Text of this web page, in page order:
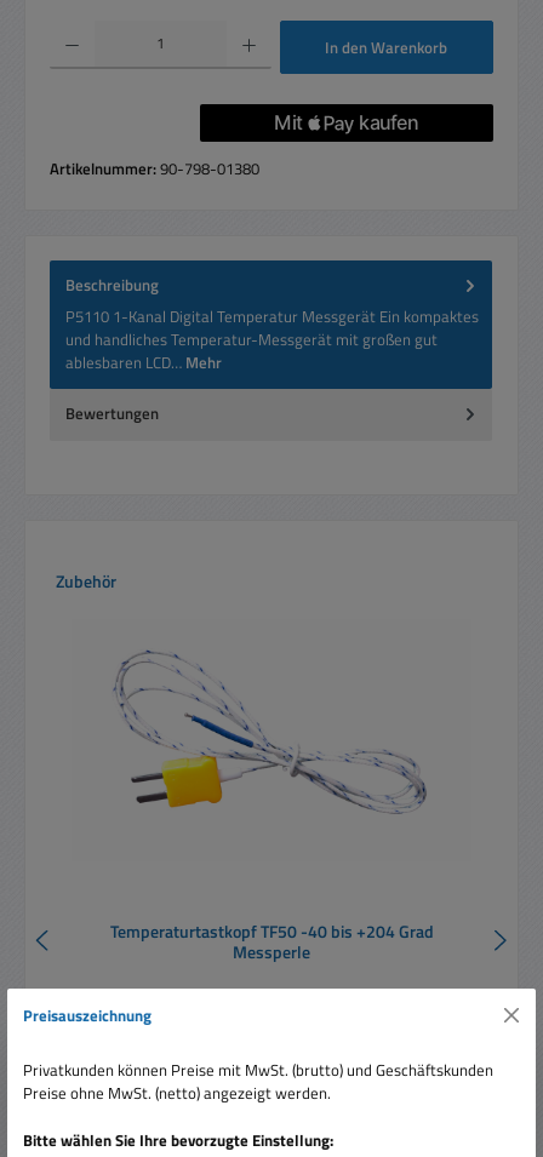
Produkt Anzahl: Gib den gewünschten Wert ein oder benutze die Schaltflächen um
In den Warenkorb
Artikelnummer:90-798-01380
Beschreibung
P5110 1-Kanal Digital Temperatur Messgerät Ein kompaktes
und handliches Temperatur-Messgerät mit großen gut
ablesbaren LCD… Mehr
Bewertungen
Produktgalerie überspringen
Zubehör
Temperaturtastkopf TF50 -40 bis +204 Grad
Messperle
Regulärer Preis:
3,30 €
Preisauszeichnung
Privatkunden können Preise mit MwSt. (brutto) und Geschäftskunden
Preise ohne MwSt. (netto) angezeigt werden.
Bitte wählen Sie Ihre bevorzugte Einstellung: